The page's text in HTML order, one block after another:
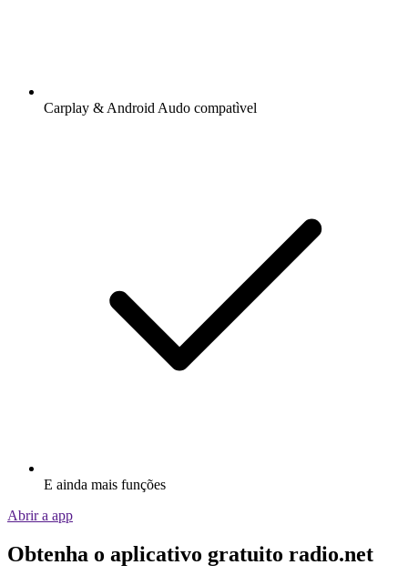
Carplay & Android Audo compatìvel
E ainda mais funções
Abrir a app
Obtenha o aplicativo gratuito radio.net